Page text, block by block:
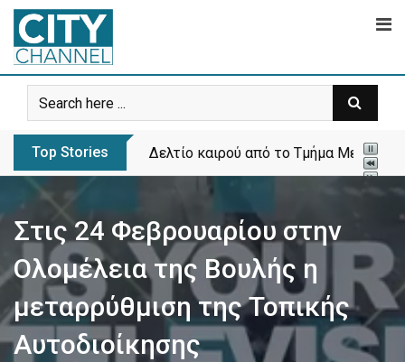
Skip
content
Top Stories Δελτίο καιρού από το Τμήμα
Στις 24 Φεβρουαρίου στην
Ολομέλεια της Βουλής η
μεταρρύθμιση της Τοπικής
Αυτοδιοίκησης